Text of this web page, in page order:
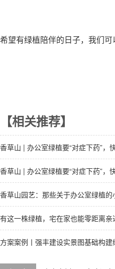
希望有绿植陪伴的日子，我们
【相关推荐】
香草山 | 办公室绿植要“对症下药”，
香草山 | 办公室绿植要“对症下药”，
香草山园艺：那些关于办公室绿植的
有这一株绿植，宅在家也能零距离亲
方案案例丨强丰建设实景图基础构